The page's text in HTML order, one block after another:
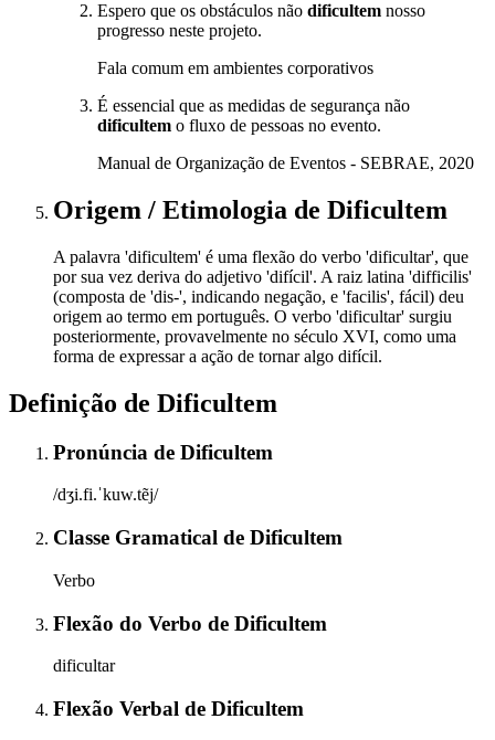
Espero que os obstáculos não dificultem nosso
progresso neste projeto.
Fala comum em ambientes corporativos
É essencial que as medidas de segurança não
dificultem o fluxo de pessoas no evento.
Manual de Organização de Eventos - SEBRAE, 2020
Origem / Etimologia de Dificultem
A palavra 'dificultem' é uma flexão do verbo 'dificultar', que
por sua vez deriva do adjetivo 'difícil'. A raiz latina 'difficilis'
(composta de 'dis-', indicando negação, e 'facilis', fácil) deu
origem ao termo em português. O verbo 'dificultar' surgiu
posteriormente, provavelmente no século XVI, como uma
forma de expressar a ação de tornar algo difícil.
Definição de Dificultem
Pronúncia de Dificultem
/dʒi.fi.ˈkuw.tẽj/
Classe Gramatical de Dificultem
Verbo
Flexão do Verbo de Dificultem
dificultar
Flexão Verbal de Dificultem